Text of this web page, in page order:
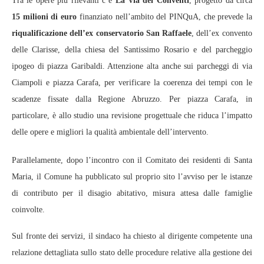
15 milioni di euro finanziato nell’ambito del PINQuA, che prevede la
riqualificazione dell’ex conservatorio San Raffaele, dell’ex convento
delle Clarisse, della chiesa del Santissimo Rosario e del parcheggio
ipogeo di piazza Garibaldi. Attenzione alta anche sui parcheggi di via
Ciampoli e piazza Carafa, per verificare la coerenza dei tempi con le
scadenze fissate dalla Regione Abruzzo. Per piazza Carafa, in
particolare, è allo studio una revisione progettuale che riduca l’impatto
delle opere e migliori la qualità ambientale dell’intervento.
Parallelamente, dopo l’incontro con il Comitato dei residenti di Santa
Maria, il Comune ha pubblicato sul proprio sito l’avviso per le istanze
di contributo per il disagio abitativo, misura attesa dalle famiglie
coinvolte.
Sul fronte dei servizi, il sindaco ha chiesto al dirigente competente una
relazione dettagliata sullo stato delle procedure relative alla gestione dei